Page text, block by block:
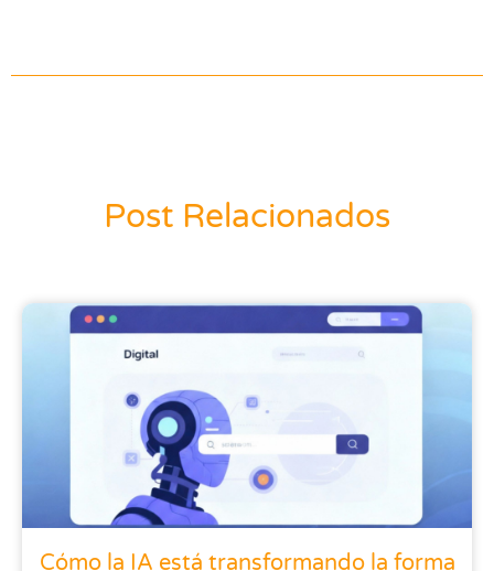
Post Relacionados
Cómo la IA está transformando la forma